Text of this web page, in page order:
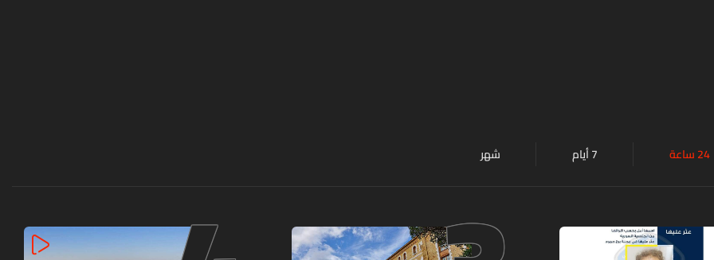
24 ساعة 7 أيام شهر